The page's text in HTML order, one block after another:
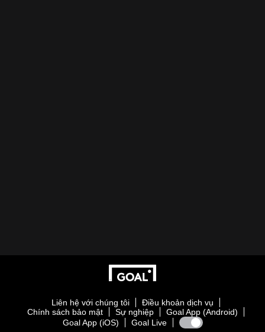
Liên hệ với chúng tôi
Điều khoản dịch vụ
Chính sách bảo mật
Sự nghiệp
Goal App (Android)
Goal App (iOS)
Goal Live